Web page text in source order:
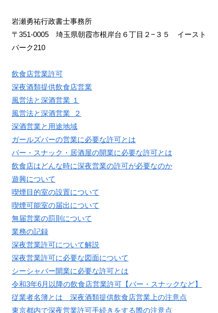
岩瀬勇祐行政書士事務所
〒351-0005 埼玉県朝霞市根岸台６丁目２−３５ イースト
パーク210
飲食店営業許可
深夜酒類提供飲食店営業
風営法と深酒営業 １
風営法と深酒営業 ２
深酒営業と用途地域
ガールズバーの営業に必要な許可とは
バー・スナック・居酒屋の開業に必要な許可とは
飲食店はどんな時に深夜営業の許可が必要なのか
遊興について
喫煙目的室の設置について
喫煙可能室の届出について
無届営業の罰則について
業務の記録
深夜営業許可について解説
深夜営業許可に必要な図面について
シーシャバー開業に必要な許可とは
令和3年6月以降の飲食店営業許可【バー・スナックなど】
従業者名簿とは 深夜酒類提供飲食店営業上の注意点
東京都内で深夜営業許可手続きをする際の注意点